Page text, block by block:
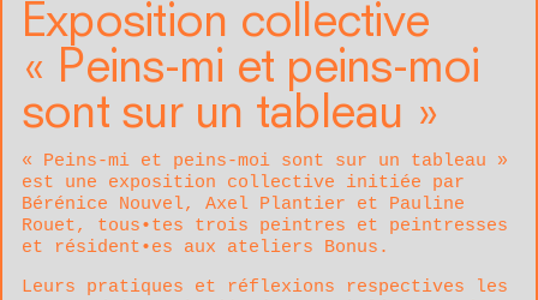
Exposition collective
« Peins-mi et peins-moi
sont sur un tableau »
« Peins-mi et peins-moi sont sur un tableau »
est une exposition collective initiée par
Bérénice Nouvel, Axel Plantier et Pauline
Rouet, tous•tes trois peintres et peintresses
et résident•es aux ateliers Bonus.
Leurs pratiques et réflexions respectives les